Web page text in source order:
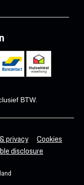
BTW.
privacy
Cookies
disclosure